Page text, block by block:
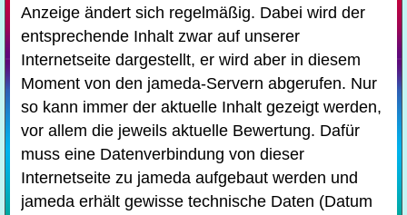
Anzeige ändert sich regelmäßig. Dabei wird der
entsprechende Inhalt zwar auf unserer
Internetseite dargestellt, er wird aber in diesem
Moment von den jameda-Servern abgerufen. Nur
so kann immer der aktuelle Inhalt gezeigt werden,
vor allem die jeweils aktuelle Bewertung. Dafür
muss eine Datenverbindung von dieser
Internetseite zu jameda aufgebaut werden und
jameda erhält gewisse technische Daten (Datum